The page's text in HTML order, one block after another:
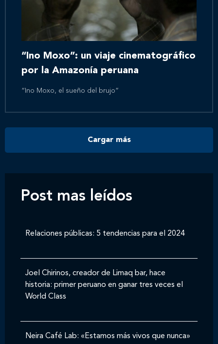
Inicio
Nosotros
Novedades
Contáctanos
“Ino Moxo”: un viaje cinematográfico
por la Amazonía peruana
“Ino Moxo, el sueño del brujo”
Cargar más
Post mas leídos
Relaciones públicas: 5 tendencias para el 2024
Joel Chirinos, creador de Limaq bar, hace
historia: primer peruano en ganar tres veces el
World Class
Neira Café Lab: «Estamos más vivos que nunca»